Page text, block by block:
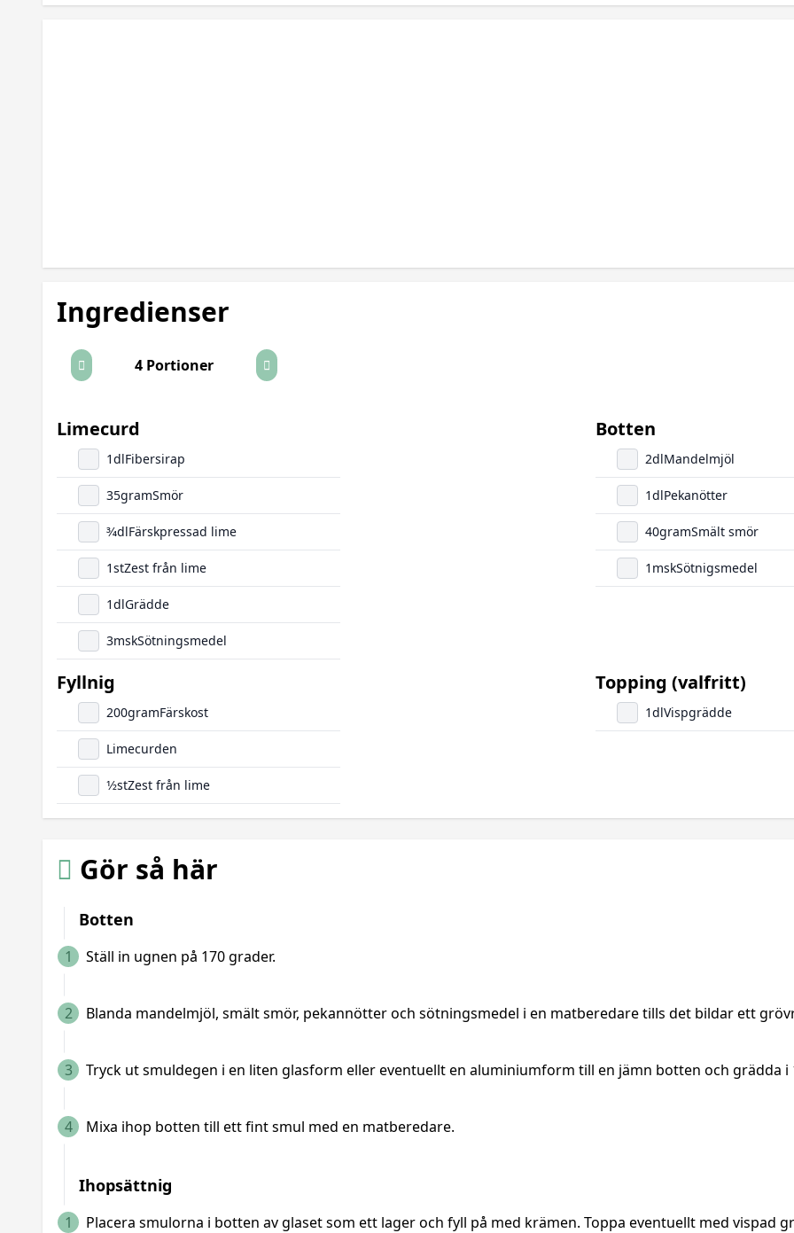
Ingredienser
4 Portioner
Limecurd
1dlFibersirap
35gramSmör
3/4dlFärskpressad lime
1stZest från lime
1dlGrädde
3mskSötningsmedel
Botten
2dlMandelmjöl
1dlPekanötter
40gramSmält smör
1 mskSötnigsmedel
Fyllnig
200gramFärskost
Limecurden
1/2stZest från lime
Topping (valfritt)
1dlVispgrädde
Gör så här
Botten
1 Ställ in ugnen på 170 grader.
2 Blanda mandelmjöl, smält smör, pekannötter och sötningsmedel i en matberedare tills det bildar ett
3 Tryck ut smuldegen i en liten glasform eller eventuellt en aluminiumform till en jämn botten och grädda i
4 Mixa ihop botten till ett fint smul med en matberedare.
Ihopsättnig
1 Placera smulorna i botten av glaset som ett lager och fyll på med krämen. Toppa eventuellt med vispad